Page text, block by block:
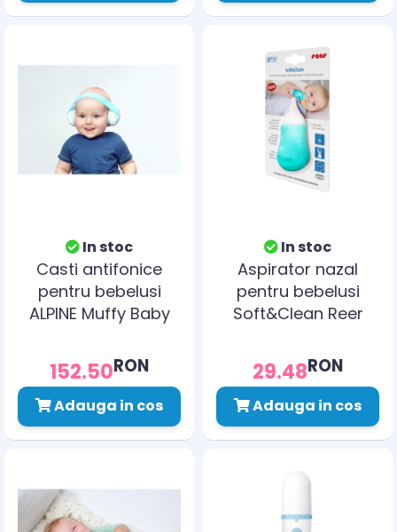
In stoc
Casti antifonice
pentru bebelusi
ALPINE Muffy Baby
152.50RON
Adauga in cos
In stoc
Aspirator nazal
pentru bebelusi
Soft&Clean Reer
29.48RON
Adauga in cos